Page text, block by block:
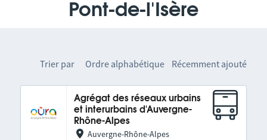
Pont-de-l'Isère
Trier par Ordre alphabétique Récemment ajouté
Agrégat des réseaux urbains
et interurbains d'Auvergne-
Rhône-Alpes
Auvergne-Rhône-Alpes